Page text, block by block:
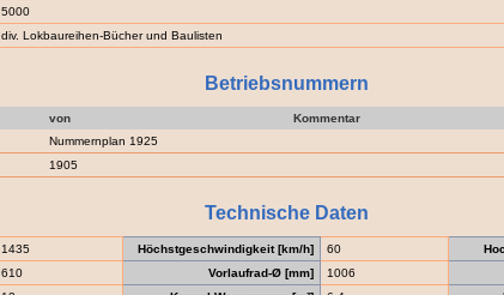
5000
div. Lokbaureihen-Bücher und Baulisten
Betriebsnummern
von Kommentar
Nummernplan 1925
1905
Technische Daten
1435 Höchstgeschwindigkeit [km/h] 60
610 Vorlaufrad-Ø [mm] 1006